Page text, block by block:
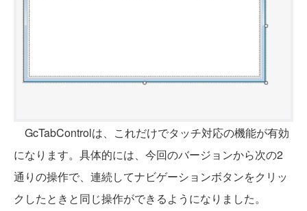
GcTabControlは、これだけでタッチ対応の機能が有効
になります。具体的には、今回のバージョンから次の2
通りの操作で、連続してナビゲーションボタンをクリッ
クしたときと同じ操作ができるようになりました。